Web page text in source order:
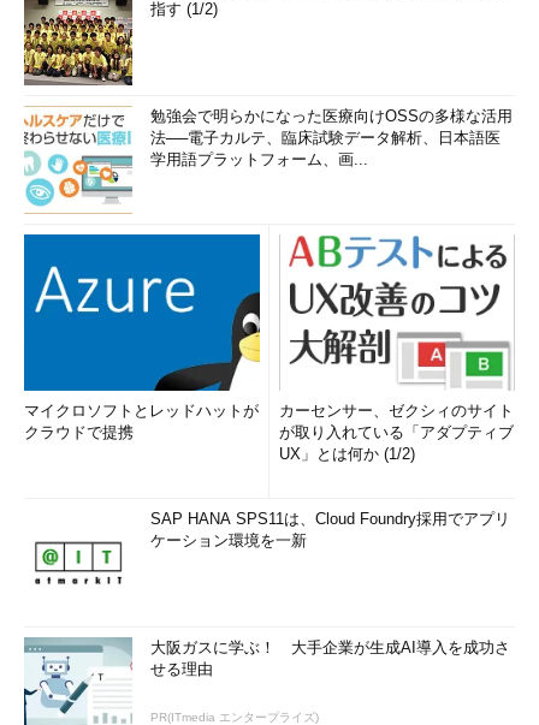
指す (1/2)
勉強会で明らかになった医療向けOSSの多様な活用
法──電子カルテ、臨床試験データ解析、日本語医
学用語プラットフォーム、画...
マイクロソフトとレッドハットが
クラウドで提携
カーセンサー、ゼクシィのサイト
が取り入れている「アダプティブ
UX」とは何か (1/2)
SAP HANA SPS11は、Cloud Foundry採用でアプリ
ケーション環境を一新
大阪ガスに学ぶ！ 大手企業が生成AI導入を成功さ
せる理由
PR(ITmedia エンタープライズ)